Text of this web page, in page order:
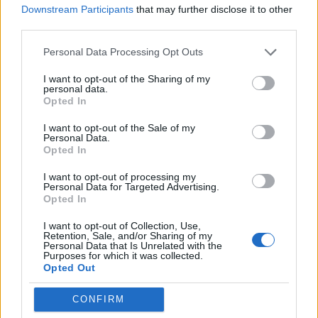
Downstream Participants that may further disclose it to other
Personal Data Processing Opt Outs
I want to opt-out of the Sharing of my
personal data.
Opted In
I want to opt-out of the Sale of my
Personal Data.
Opted In
I want to opt-out of processing my
Personal Data for Targeted Advertising.
Opted In
I want to opt-out of Collection, Use,
Retention, Sale, and/or Sharing of my
Personal Data that Is Unrelated with the
Purposes for which it was collected.
Opted Out
CONFIRM